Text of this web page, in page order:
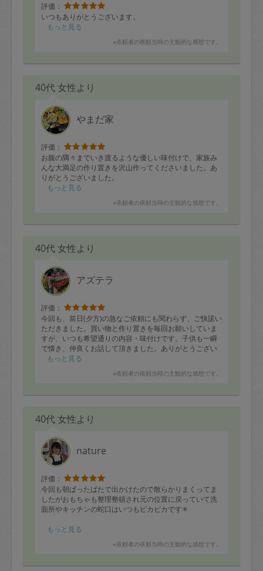
評価：
いつもありがとうございます。
もっと見る
※依頼者の依頼当時の主観的な感想です。
40代 女性より
やまだ家
評価：
お腹の隅々までいき渡るような優しい味付けで、家族み
んな大満足の作り置きを沢山作ってくださいました。あ
りがとうございました。
もっと見る
※依頼者の依頼当時の主観的な感想です。
40代 女性より
アズテラ
評価：
今回も、前日(夕方)の急なご依頼にも関わらず、ご快諾い
ただきました。買い物と作り置きを毎回お願いしていま
すが、いつも希望通りの内容・味付けです。子供も一瞬
で懐き、仲良くお話して頂きました。ありがとうござい
ました😊またお願いいたします！
もっと見る
※依頼者の依頼当時の主観的な感想です。
40代 女性より
nature
評価：
今回も朝ばったばたで出かけたので散らかりまくってま
したがおもちゃも整理整頓され元の位置に戻っていて洗
面所やキッチンの蛇口はいつもピカピカです✳︎
月に2回きていただけると家の整頓や清潔さが維持される
次回もよろしくお願いします♡
もっと見る
※依頼者の依頼当時の主観的な感想です。